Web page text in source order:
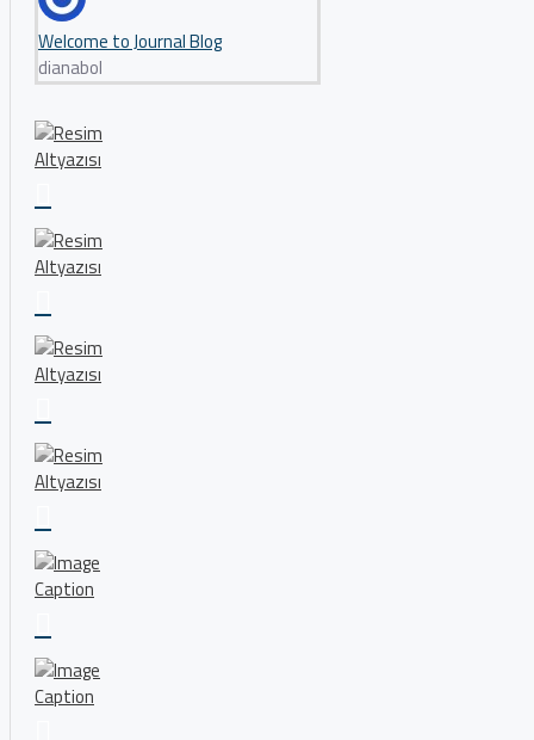
Welcome to Journal Blog
dianabol